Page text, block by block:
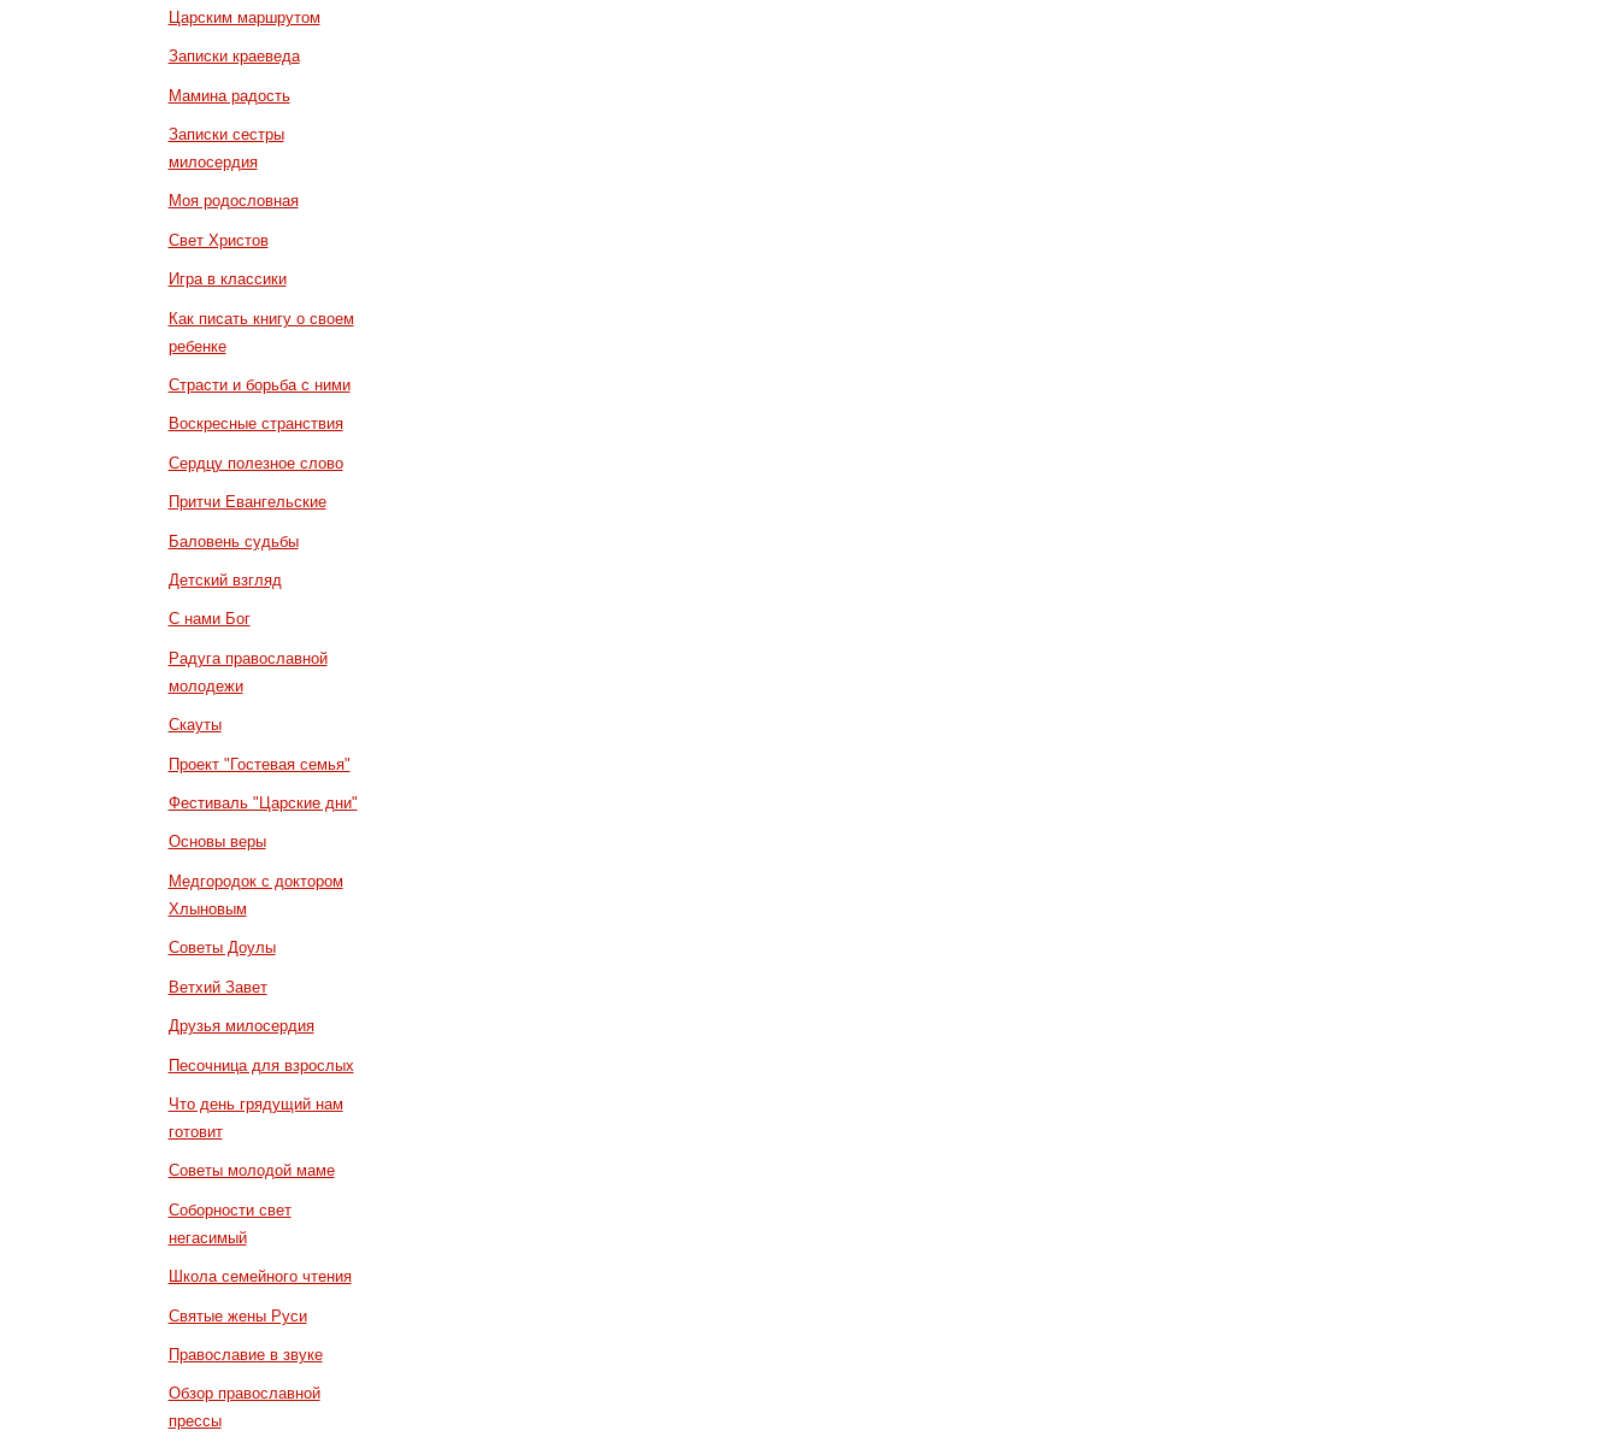
Царским маршрутом
Записки краеведа
Мамина радость
Записки сестры
милосердия
Моя родословная
Свет Христов
Игра в классики
Как писать книгу о своем
ребенке
Страсти и борьба с ними
Воскресные странствия
Сердцу полезное слово
Притчи Евангельские
Баловень судьбы
Детский взгляд
С нами Бог
Радуга православной
молодежи
Скауты
Проект "Гостевая семья"
Фестиваль "Царские дни"
Основы веры
Медгородок с доктором
Хлыновым
Советы Доулы
Ветхий Завет
Друзья милосердия
Песочница для взрослых
Что день грядущий нам
готовит
Советы молодой маме
Соборности свет
негасимый
Школа семейного чтения
Святые жены Руси
Православие в звуке
Обзор православной
прессы